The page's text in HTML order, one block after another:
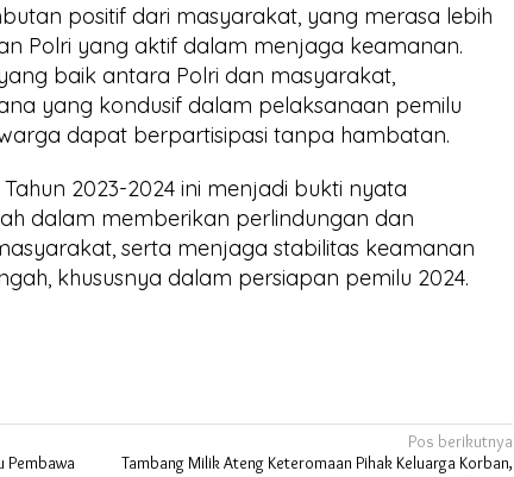
positif dari masyarakat, yang merasa lebih
Polri yang aktif dalam menjaga keamanan.
baik antara Polri dan masyarakat,
yang kondusif dalam pelaksanaan pemilu
dapat berpartisipasi tanpa hambatan.
2023-2024 ini menjadi bukti nyata
dalam memberikan perlindungan dan
serta menjaga stabilitas keamanan
khususnya dalam persiapan pemilu 2024.
Pembawa
Pos berikutnya
Tambang Milik Ateng Keteromaan Pihak Keluarga Korban,